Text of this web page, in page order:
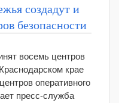
создадут и
безопасности
восемь центров
крае
оперативного
пресс-служба